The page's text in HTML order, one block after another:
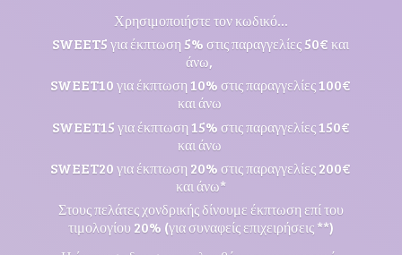
Χρησιμοποιήστε τον κωδικό...
SWEET5 για έκπτωση 5% στις παραγγελίες 50€ και
άνω,
SWEET10 για έκπτωση 10% στις παραγγελίες 100€
και άνω
SWEET15 για έκπτωση 15% στις παραγγελίες 150€
και άνω
SWEET20 για έκπτωση 20% στις παραγγελίες 200€
και άνω*
Στους πελάτες χονδρικής δίνουμε έκπτωση επί του
τιμολογίου 20% (για συναφείς επιχειρήσεις **)